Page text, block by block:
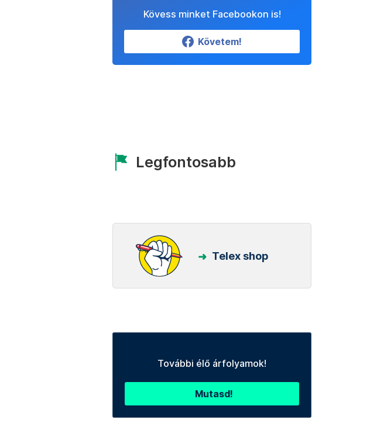
Kövess minket Facebookon is!
Követem!
Legfontosabb
Telex shop
További élő árfolyamok!
Mutasd!